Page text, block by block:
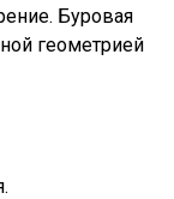
Буровая
геометрией